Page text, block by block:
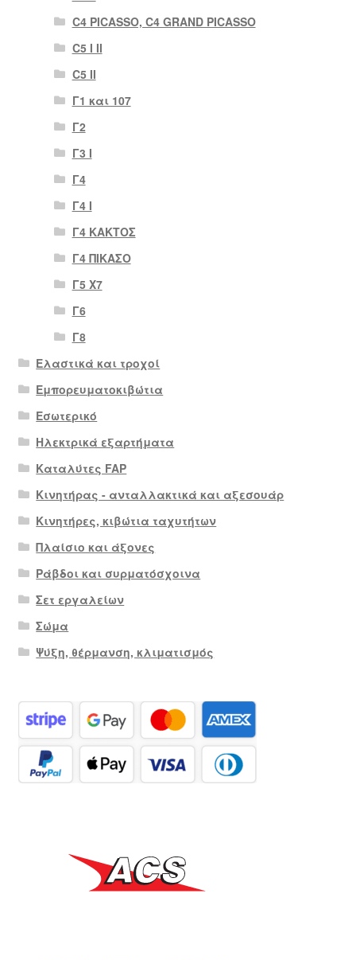
C4 PICASSO, C4 GRAND PICASSO
C5 I II
C5 II
Γ1 και 107
Γ2
Γ3 Ι
Γ4
Γ4 Ι
Γ4 ΚΑΚΤΟΣ
Γ4 ΠΙΚΑΣΟ
Γ5 Χ7
Γ6
Γ8
Ελαστικά και τροχοί
Εμπορευματοκιβώτια
Εσωτερικό
Ηλεκτρικά εξαρτήματα
Καταλύτες FAP
Κινητήρας - ανταλλακτικά και αξεσουάρ
Κινητήρες, κιβώτια ταχυτήτων
Πλαίσιο και άξονες
Ράβδοι και συρματόσχοινα
Σετ εργαλείων
Σώμα
Ψύξη, θέρμανση, κλιματισμός